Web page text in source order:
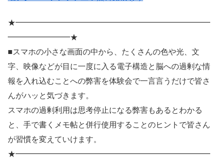
★━━━━━━━━━━━━━━━━━━━━━━━━━
━━━━━━━━★
■スマホの小さな画面の中から、たくさんの色や光、文
字、映像などが目に一度に入る電子構造と脳への過剰な情
報を入れ込むことへの弊害を体験会で一言言うだけで皆さ
んがハッと気づきます。
スマホの過剰利用は思考停止になる弊害もあるとわかる
と、手で書くメモ帖と併行使用することのヒントで皆さん
が習慣を変えていけます。
★━━━━━━━━━━━━━━━━━━━━━━━━━